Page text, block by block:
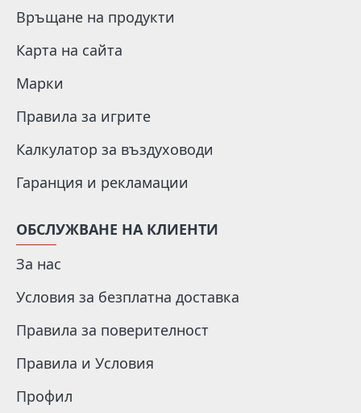
Връщане на продукти
Карта на сайта
Марки
Правила за игрите
Калкулатор за въздуховоди
Гаранция и рекламации
ОБСЛУЖВАНЕ НА КЛИЕНТИ
За нас
Условия за безплатна доставка
Правила за поверителност
Правила и Условия
Профил